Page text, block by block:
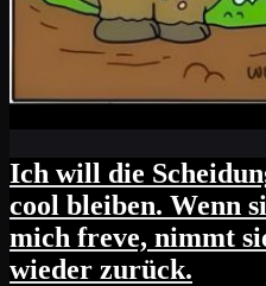
Ich will die
cool bleiben. Wenn
mich freve, nimmt
wieder zurück.